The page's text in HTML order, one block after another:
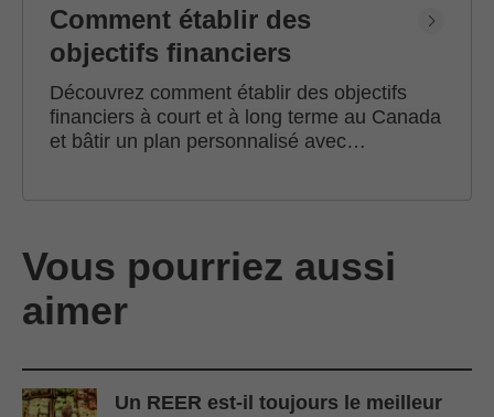
Comment établir des
objectifs financiers
Découvrez comment établir des objectifs
financiers à court et à long terme au Canada
et bâtir un plan personnalisé avec
Vous pourriez aussi
aimer
Un REER est-il toujours le meilleur